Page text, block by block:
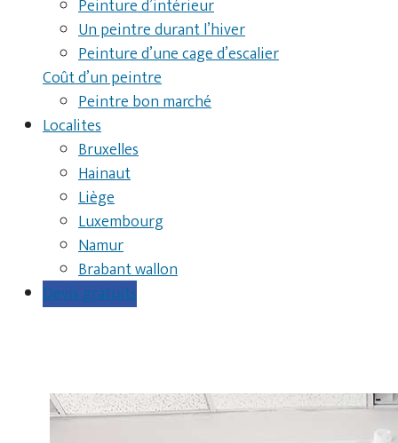
Peinture d’intérieur
Un peintre durant l’hiver
Peinture d’une cage d’escalier
Coût d’un peintre
Peintre bon marché
Localites
Bruxelles
Hainaut
Liège
Luxembourg
Namur
Brabant wallon
Devis gratuits